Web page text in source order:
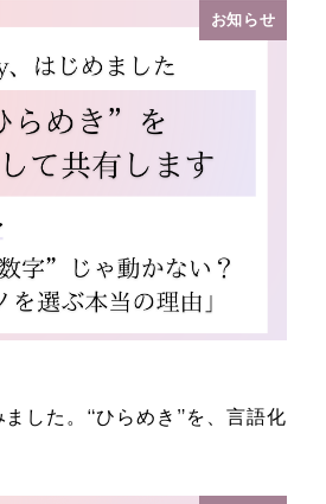
お知らせ
した。“ひらめき”を、言語化